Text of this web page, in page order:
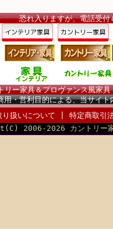
恐れ入りますが、電話受
リー家具＆プロヴァンス風
・営利目的による、当サイト
扱いについて
特定商取引
2006-2026 カント